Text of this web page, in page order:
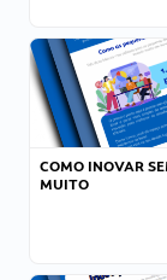
COMO INOVAR
MUITO